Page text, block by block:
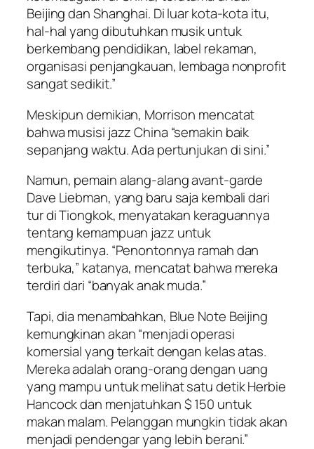
Beijing dan Shanghai. Di luar kota-kota itu,
hal-hal yang dibutuhkan musik untuk
berkembang pendidikan, label rekaman,
organisasi penjangkauan, lembaga nonprofit
sangat sedikit.”
Meskipun demikian, Morrison mencatat
bahwa musisi jazz China “semakin baik
sepanjang waktu. Ada pertunjukan di sini.”
Namun, pemain alang-alang avant-garde
Dave Liebman, yang baru saja kembali dari
tur di Tiongkok, menyatakan keraguannya
tentang kemampuan jazz untuk
mengikutinya. “Penontonnya ramah dan
terbuka,” katanya, mencatat bahwa mereka
terdiri dari “banyak anak muda.”
Tapi, dia menambahkan, Blue Note Beijing
kemungkinan akan “menjadi operasi
komersial yang terkait dengan kelas atas.
Mereka adalah orang-orang dengan uang
yang mampu untuk melihat satu detik Herbie
Hancock dan menjatuhkan $ 150 untuk
makan malam. Pelanggan mungkin tidak akan
menjadi pendengar yang lebih berani.”